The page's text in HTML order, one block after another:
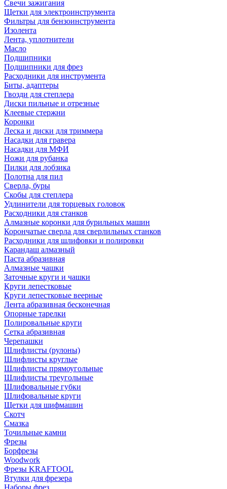
Свечи зажигания
Щетки для электроинструмента
Фильтры для бензоинструмента
Изолента
Лента, уплотнители
Масло
Подшипники
Подшипники для фрез
Расходники для инструмента
Биты, адаптеры
Гвозди для степлера
Диски пильные и отрезные
Клеевые стержни
Коронки
Леска и диски для триммера
Насадки для гравера
Насадки для МФИ
Ножи для рубанка
Пилки для лобзика
Полотна для пил
Сверла, буры
Скобы для степлера
Удлинители для торцевых головок
Расходники для станков
Алмазные коронки для бурильных машин
Корончатые сверла для сверлильных станков
Расходники для шлифовки и полировки
Карандаш алмазный
Паста абразивная
Алмазные чашки
Заточные круги и чашки
Круги лепестковые
Круги лепестковые веерные
Лента абразивная бесконечная
Опорные тарелки
Полировальные круги
Сетка абразивная
Черепашки
Шлифлисты (рулоны)
Шлифлисты круглые
Шлифлисты прямоугольные
Шлифлисты треугольные
Шлифовальные губки
Шлифовальные круги
Щетки для шифмашин
Скотч
Смазка
Точильные камни
Фрезы
Борфрезы
Woodwork
Фрезы KRAFTOOL
Втулки для фрезера
Наборы фрез